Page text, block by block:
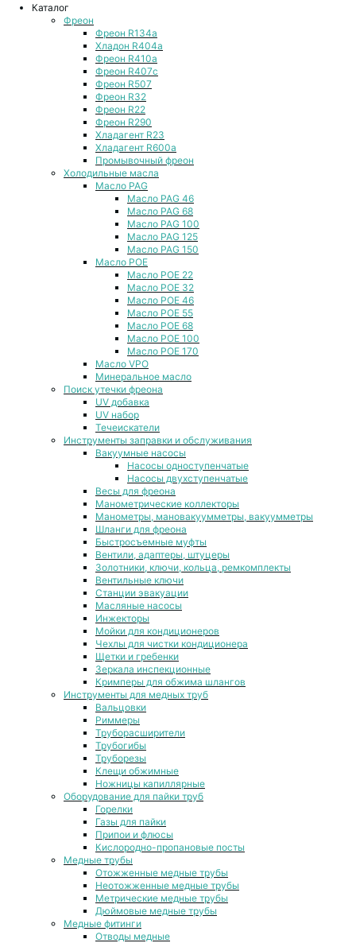
Каталог
Фреон
Фреон R134a
Хладон R404a
Фреон R410a
Фреон R407с
Фреон R507
Фреон R32
Фреон R22
Фреон R290
Хладагент R23
Хладагент R600a
Промывочный фреон
Холодильные масла
Масло PAG
Масло PAG 46
Масло PAG 68
Масло PAG 100
Масло PAG 125
Масло PAG 150
Масло POE
Масло POE 22
Масло POE 32
Масло POE 46
Масло POE 55
Масло POE 68
Масло POE 100
Масло POE 170
Масло VPO
Минеральное масло
Поиск утечки фреона
UV добавка
UV набор
Течеискатели
Инструменты заправки и обслуживания
Вакуумные насосы
Насосы одноступенчатые
Насосы двухступенчатые
Весы для фреона
Манометрические коллекторы
Манометры, мановакуумметры, вакуумметры
Шланги для фреона
Быстросъемные муфты
Вентили, адаптеры, штуцеры
Золотники, ключи, кольца, ремкомплекты
Вентильные ключи
Станции эвакуации
Масляные насосы
Инжекторы
Мойки для кондиционеров
Чехлы для чистки кондиционера
Щетки и гребенки
Зеркала инспекционные
Кримперы для обжима шлангов
Инструменты для медных труб
Вальцовки
Риммеры
Труборасширители
Трубогибы
Труборезы
Клещи обжимные
Ножницы капиллярные
Оборудование для пайки труб
Горелки
Газы для пайки
Припои и флюсы
Кислородно-пропановые посты
Медные трубы
Отожженные медные трубы
Неотожженные медные трубы
Метрические медные трубы
Дюймовые медные трубы
Медные фитинги
Отводы медные